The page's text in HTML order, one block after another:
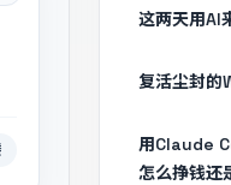
这两天用AI
复活尘封
用Claude
怎么挣钱还